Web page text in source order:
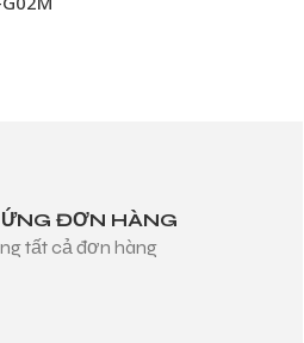
ĐƠN HÀNG
tất cả đơn hàng